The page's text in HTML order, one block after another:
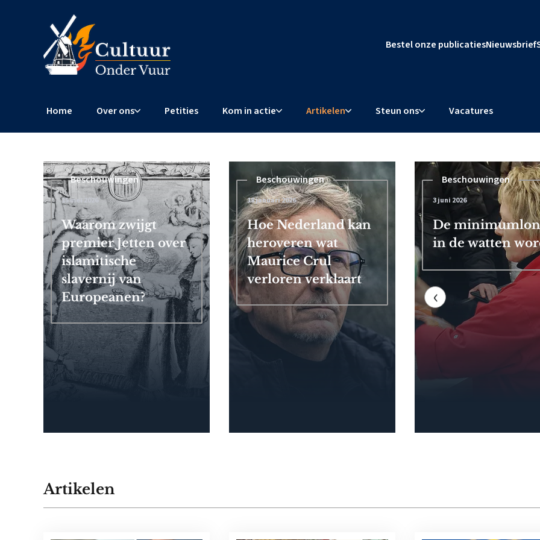
Bestel onze publicatiesNieuwsbrief
Home Over ons Petities Kom in actie Artikelen Steun ons Vacatures
Beschouwingen
15 mei 2026
Waarom zwijgt
premier Jetten over
islamitische
slavernij van
Europeanen?
Beschouwingen
18 januari 2026
Hoe Nederland kan
heroveren wat
Maurice Crul
verloren verklaart
Beschouwingen
4 februari 2026
Censuurschandaal EU: Brussel dwingt
wereldwijde censuur af
Beschouwingen
3 juni 2026
De
in de watten
‹
Artikelen